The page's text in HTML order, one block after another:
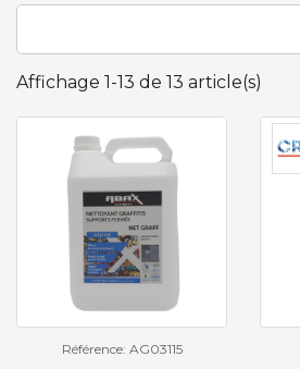
Affichage 1-13 de 13 article(s)
Référence: AG03115